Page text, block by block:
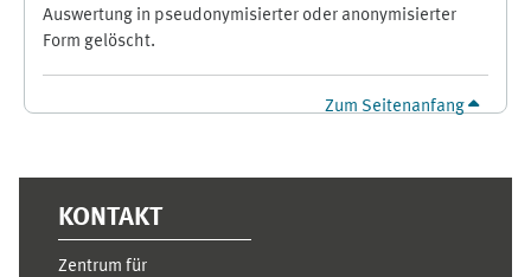
Auswertung in pseudonymisierter oder anonymisierter
Form gelöscht.
Zum Seitenanfang
KONTAKT
Zentrum für